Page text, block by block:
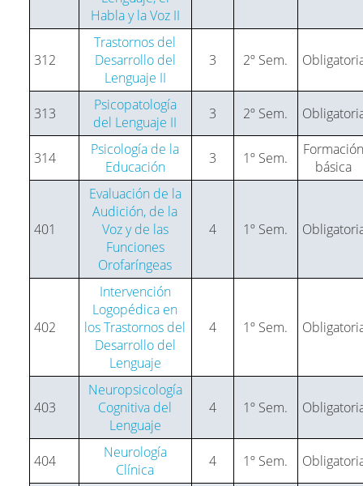
Habla y la Voz II
312
Trastornos del
Desarrollo del
Lenguaje II
3 2º Sem.
313
Psicopatología
del Lenguaje II
3 2º Sem.
314
Psicología de la
Educación
3 1º Sem.
básica
401
Evaluación de la
Audición, de la
Voz y de las
Funciones
Orofaríngeas
4 1º Sem.
402
Intervención
Logopédica en
los Trastornos del
Desarrollo del
Lenguaje
4 1º Sem.
403
Neuropsicología
Cognitiva del
Lenguaje
4 1º Sem.
404
Neurología
Clínica
4 1º Sem.